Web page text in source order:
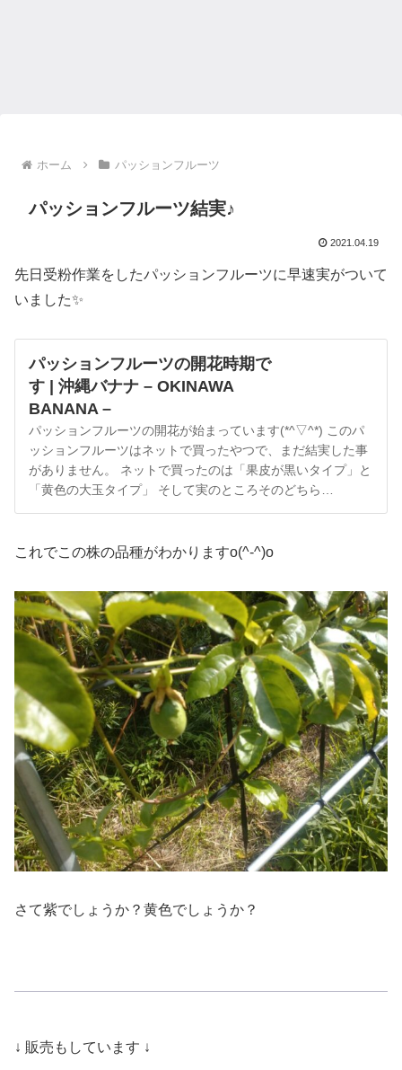
ホーム パッションフルーツ
パッションフルーツ結実♪
2021.04.19
先日受粉作業をしたパッションフルーツに早速実がついて
いました✨
パッションフルーツの開花時期で
す | 沖縄バナナ – OKINAWA
BANANA –
パッションフルーツの開花が始まっています(*^▽^*) このパ
ッションフルーツはネットで買ったやつで、まだ結実した事
がありません。 ネットで買ったのは「果皮が黒いタイプ」と
「黄色の大玉タイプ」 そして実のところそのどちら…
これでこの株の品種がわかりますo(^-^)o
さて紫でしょうか？黄色でしょうか？
↓ 販売もしています ↓